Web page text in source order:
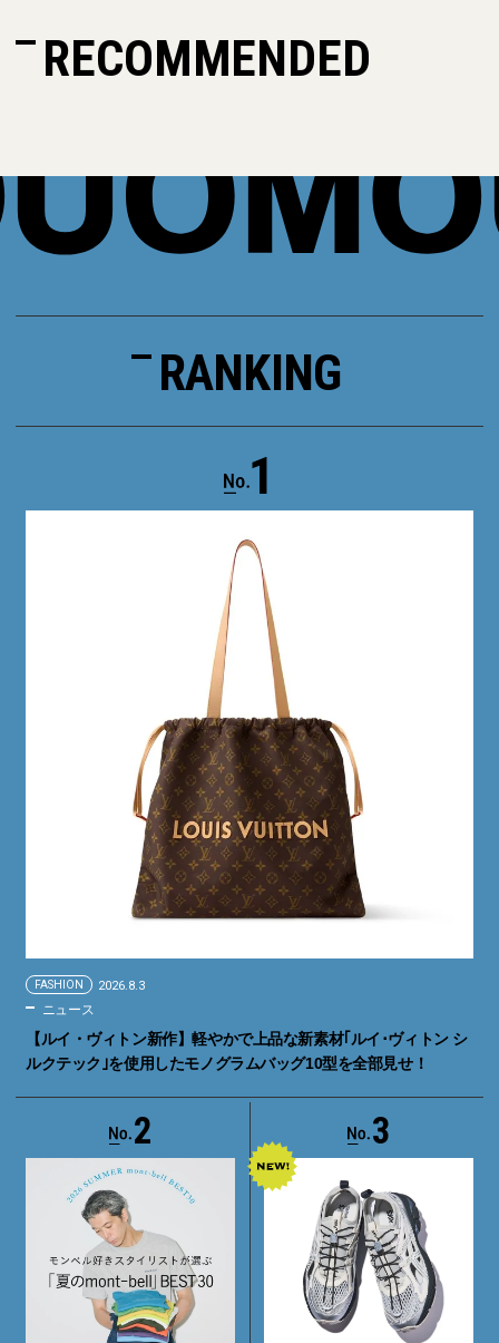
RECOMMENDED
RANKING
1
FASHION 2026.8.3
ニュース
【ルイ・ヴィトン新作】軽やかで上品な新素材｢ルイ･ヴィトン シ
ルクテック｣を使用したモノグラムバッグ10型を全部見せ！
2 3